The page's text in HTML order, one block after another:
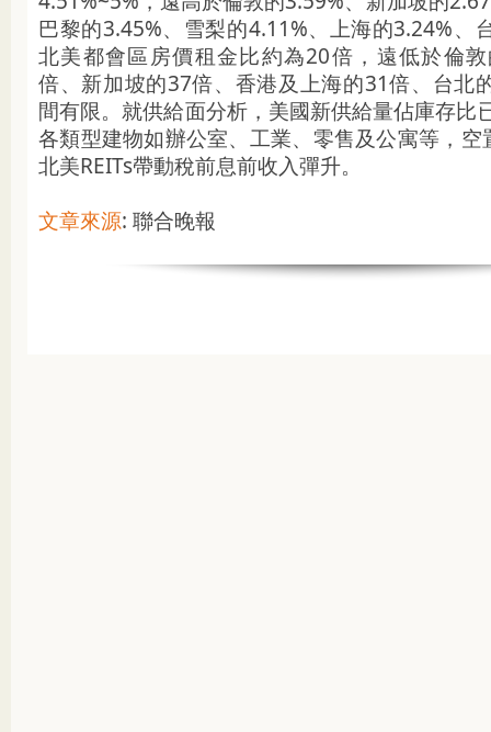
巴黎的3.45%、雪梨的4.11%、上海的3.24%、
北美都會區房價租金比約為20倍，遠低於倫
倍、新加坡的37倍、香港及上海的31倍、台北
間有限。就供給面分析，美國新供給量佔庫存比
各類型建物如辦公室、工業、零售及公寓等，
北美REITs帶動稅前息前收入彈升。
文章來源: 聯合晚報